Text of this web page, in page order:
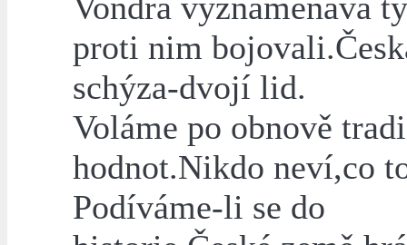
Vondra vyznamenává
proti nim
schýza-dvojí lid.
Voláme po obnově
hodnot.Nikdo neví,co
Podíváme-li se do